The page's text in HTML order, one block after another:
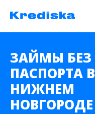
ЗАЙМЫ БЕЗ
ПАСПОРТА В
НИЖНЕМ
НОВГОРОДЕ